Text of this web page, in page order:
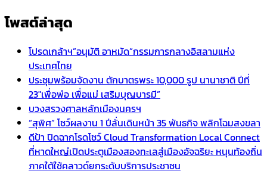
โพสต์ล่าสุด
โปรดเกล้าฯ”อนุมัติ อาหมัด”กรรมการกลางอิสลามแห่ง
ประเทศไทย
ประชุมพร้อมจัดงาน ตักบาตรพระ 10,000 รูป นานาชาติ ปีที่
23″เพื่อพ่อ เพื่อแม่ เสริมบุญบารมี”
บวงสรวงศาลหลักเมืองนครฯ
“สุพิศ” โชว์ผลงาน 1 ปีลั่นเดินหน้า 35 พันธกิจ พลิกโฉมสงขลา
ดีป้า ปิดฉากโรดโชว์ Cloud Transformation Local Connect
ที่หาดใหญ่เปิดประตูเมืองสองทะเลสู่เมืองอัจฉริยะ หนุนท้องถิ่น
ภาคใต้ใช้คลาวด์ยกระดับบริการประชาชน